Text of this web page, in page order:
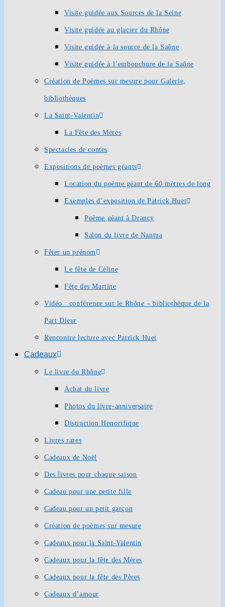
Visite guidée aux Sources de la Seine
Visite guidée au glacier du Rhône
Visite guidée à la source de la Saône
Visite guidée à l’embouchure de la Saône
Création de Poèmes sur mesure pour Galerie,
bibliothèques
La Saint-Valentin
La Fête des Mères
Spectacles de contes
Expositions de poèmes géants
Location du poème géant de 60 mètres de long
Exemples d’exposition de Patrick Huet
Poème géant à Drancy
Salon du livre de Nantua
Fêter un prénom
Le fête de Céline
Fête des Martine
Vidéo : conférence sur le Rhône – bibliothèque de la
Part Dieur
Rencontre lecture avec Patrick Huet
Cadeaux
Le livre du Rhône
Achat du livre
Photos du livre-anniversaire
Distinction Honorifique
Livres rares
Cadeaux de Noël
Des livres pour chaque saison
Cadeau pour une petite fille
Cadeau pour un petit garçon
Création de poèmes sur mesure
Cadeaux pour la Saint-Valentin
Cadeaux pour la fête des Mères
Cadeaux pour la fête des Pères
Cadeaux d’amour